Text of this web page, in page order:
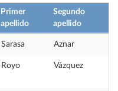
Primer
apellido
Segundo
apellido
Sarasa Aznar
Royo Vázquez